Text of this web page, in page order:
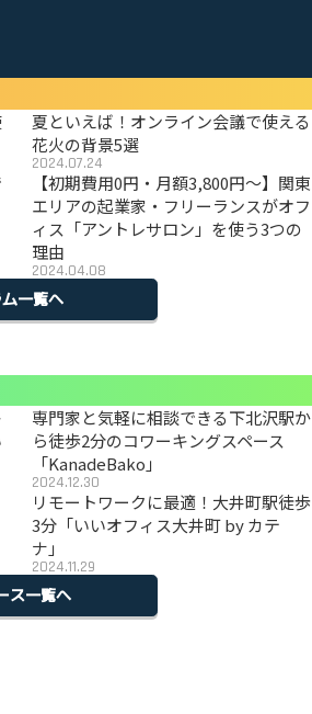
夏といえば！オンライン会議で使える
花火の背景5選
2024.07.24
【初期費用0円・月額3,800円〜】関東
エリアの起業家・フリーランスがオフ
ィス「アントレサロン」を使う3つの
理由
2024.04.08
一覧へ
専門家と気軽に相談できる下北沢駅か
ら徒歩2分のコワーキングスペース
「KanadeBako」
2024.12.30
リモートワークに最適！大井町駅徒歩
3分「いいオフィス大井町 by カテ
ナ」
2024.11.29
ス一覧へ